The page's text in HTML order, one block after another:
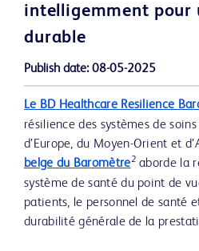
intelligemment pour
durable
Publish date: 08-05-2025
Le BD Healthcare Resilience
résilience des systèmes de
d’Europe, du Moyen-Orient et
belge du Baromètre2aborde la
système de santé du point de
patients, le personnel de santé
durabilité générale de la